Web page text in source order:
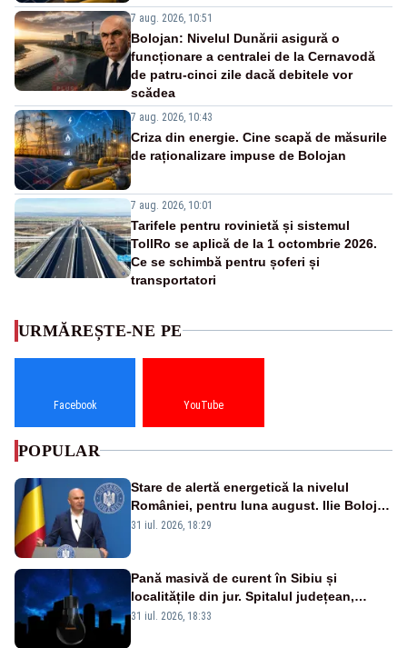
7 aug. 2026, 10:51
Bolojan: Nivelul Dunării asigură o
funcționare a centralei de la Cernavodă
de patru-cinci zile dacă debitele vor
scădea
7 aug. 2026, 10:43
Criza din energie. Cine scapă de măsurile
de raționalizare impuse de Bolojan
7 aug. 2026, 10:01
Tarifele pentru rovinietă și sistemul
TollRo se aplică de la 1 octombrie 2026.
Ce se schimbă pentru șoferi și
transportatori
URMĂREȘTE-NE PE
Facebook YouTube
POPULAR
Stare de alertă energetică la nivelul
României, pentru luna august. Ilie Bolojan
a anunțat importuri și posibile restricții –
31 iul. 2026, 18:29
Pană masivă de curent în Sibiu și
localitățile din jur. Spitalul județean,
semafoarele, rețelele de telefonie, grav
31 iul. 2026, 18:33